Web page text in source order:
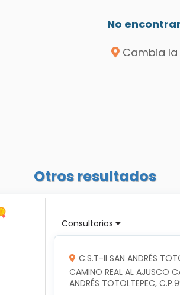
No
Cambia la
Otros resultados
Consultorios
C.S.T-II SAN ANDRÉS
CAMINO REAL AL AJUSCO
ANDRÉS TOTOLTEPEC,